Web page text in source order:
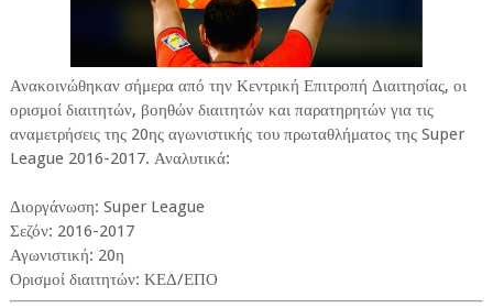
Ανακοινώθηκαν σήμερα από την Κεντρική Επιτροπή Διαιτησίας, οι
ορισμοί διαιτητών, βοηθών διαιτητών και παρατηρητών για τις
αναμετρήσεις της 20ης αγωνιστικής του πρωταθλήματος της Super
League 2016-2017. Αναλυτικά:
Διοργάνωση: Super League
Σεζόν: 2016-2017
Αγωνιστική: 20η
Ορισμοί διαιτητών: ΚΕΔ/ΕΠΟ